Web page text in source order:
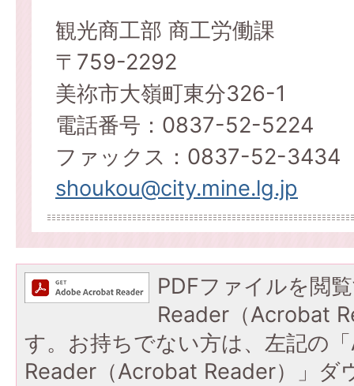
観光商工部 商工労働課
〒759-2292
美祢市大嶺町東分326-1
電話番号：0837-52-5224
ファックス：0837-52-3434
shoukou@city.mine.lg.jp
PDFファイルを閲
Reader（Acrobat
す。お持ちでない方は、左記の
Reader（Acrobat Reader）」ダ